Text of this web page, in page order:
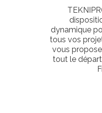
dynamique
tous vos
vous
tout le